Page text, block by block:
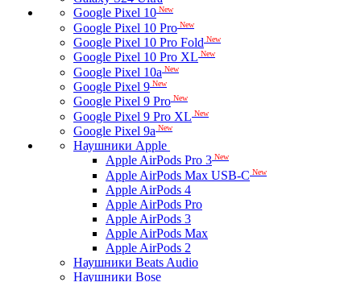
Google Pixel 10 New
Google Pixel 10 Pro New
Google Pixel 10 Pro Fold New
Google Pixel 10 Pro XL New
Google Pixel 10a New
Google Pixel 9 New
Google Pixel 9 Pro New
Google Pixel 9 Pro XL New
Google Pixel 9a New
Наушники Apple
Apple AirPods Pro 3 New
Apple AirPods Max USB-C New
Apple AirPods 4
Apple AirPods Pro
Apple AirPods 3
Apple AirPods Max
Apple AirPods 2
Наушники Beats Audio
Наушники Bose